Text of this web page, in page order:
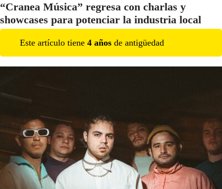
“Cranea Música” regresa con charlas y
showcases para potenciar la industria local
Este artículo tiene 4 años de antigüedad